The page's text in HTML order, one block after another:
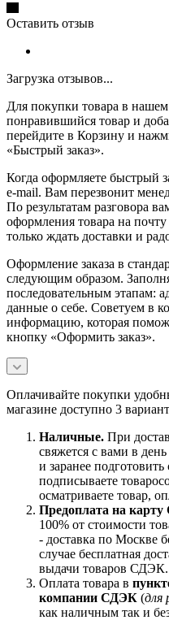
Оставить отзыв
Загрузка отзывов...
Для покупки товара в
понравившийся товар и
перейдите в Корзину и
«Быстрый заказ».
Когда оформляете быстрый
e-mail. Вам перезвонит
По результатам разговора
оформления товара на
только ждать доставки и
Оформление заказа в
следующим образом.
последовательным этапам:
данные о себе. Советуем в
информацию, которая
кнопку «Оформить заказ».
Оплачивайте покупки
магазине доступно 3
Наличные. При
свяжется с вами в
и заранее
подписываете
осматриваете товар,
Предоплата на карту
100% от стоимости
- доставка по Москве
случае бесплатная
выдачи товаров СДЭК.
Оплата товара в
компании СДЭК (для
как наличным так и